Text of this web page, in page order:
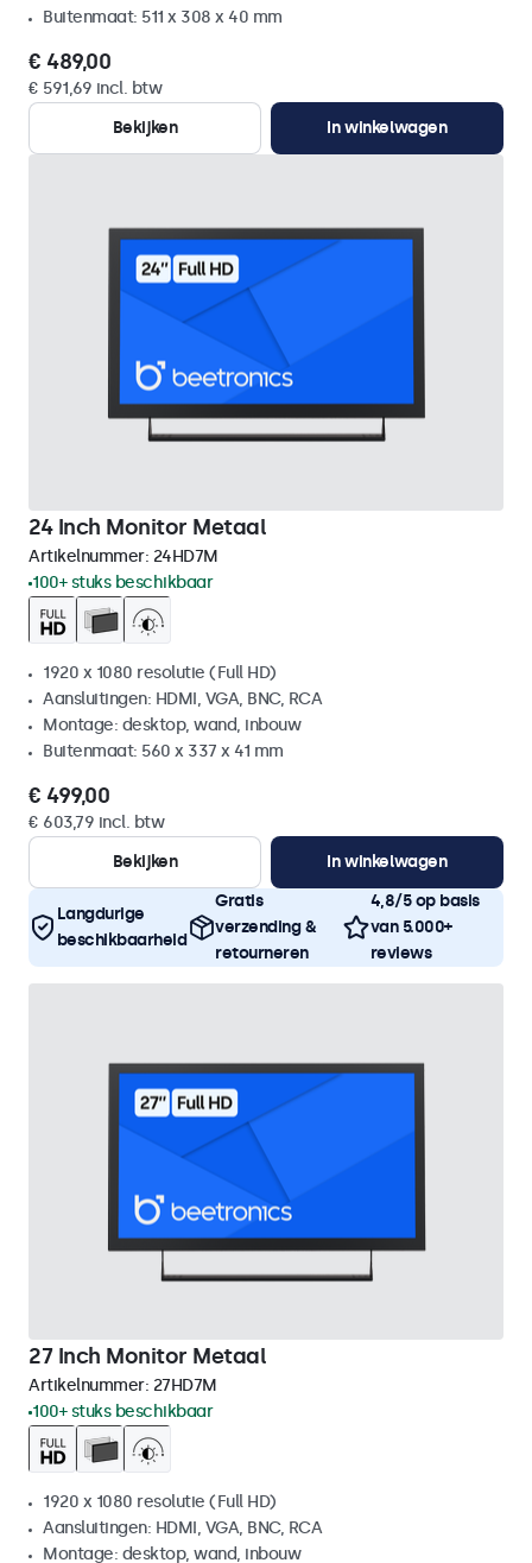
Buitenmaat: 511 x 308 x 40 mm
€ 489,00
€ 591,69 incl. btw
Bekijken
In winkelwagen
24 Inch Monitor Metaal
Artikelnummer: 24HD7M
100+ stuks beschikbaar
1920 x 1080 resolutie (Full HD)
Aansluitingen: HDMI, VGA, BNC, RCA
Montage: desktop, wand, inbouw
Buitenmaat: 560 x 337 x 41 mm
€ 499,00
€ 603,79 incl. btw
Bekijken
In winkelwagen
Langdurige
beschikbaarheid
Gratis
verzending &
retourneren
4,8/5 op basis
van 5.000+
reviews
27 Inch Monitor Metaal
Artikelnummer: 27HD7M
100+ stuks beschikbaar
1920 x 1080 resolutie (Full HD)
Aansluitingen: HDMI, VGA, BNC, RCA
Montage: desktop, wand, inbouw